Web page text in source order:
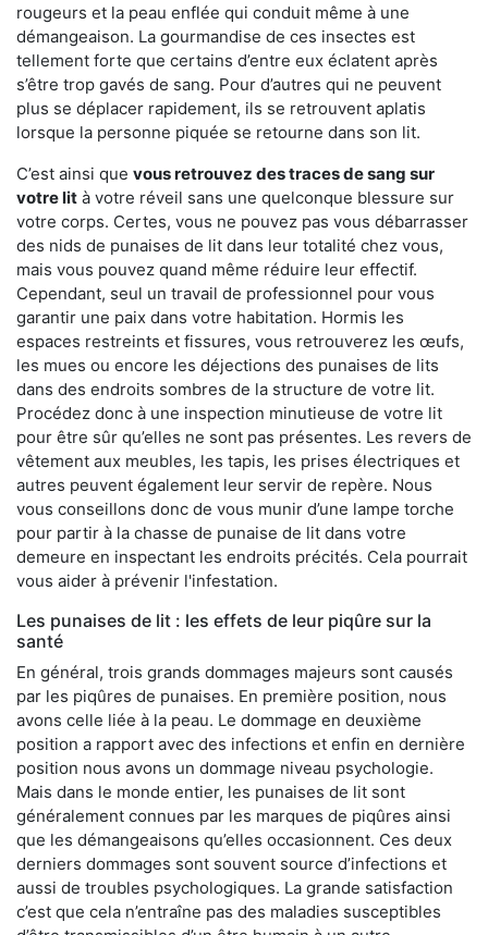
rougeurs et la peau enflée qui conduit même à une
démangeaison. La gourmandise de ces insectes est
tellement forte que certains d’entre eux éclatent après
s’être trop gavés de sang. Pour d’autres qui ne peuvent
plus se déplacer rapidement, ils se retrouvent aplatis
lorsque la personne piquée se retourne dans son lit.
C’est ainsi que vous retrouvez des traces de sang sur
votre lit à votre réveil sans une quelconque blessure sur
votre corps. Certes, vous ne pouvez pas vous débarrasser
des nids de punaises de lit dans leur totalité chez vous,
mais vous pouvez quand même réduire leur effectif.
Cependant, seul un travail de professionnel pour vous
garantir une paix dans votre habitation. Hormis les
espaces restreints et fissures, vous retrouverez les œufs,
les mues ou encore les déjections des punaises de lits
dans des endroits sombres de la structure de votre lit.
Procédez donc à une inspection minutieuse de votre lit
pour être sûr qu’elles ne sont pas présentes. Les revers de
vêtement aux meubles, les tapis, les prises électriques et
autres peuvent également leur servir de repère. Nous
vous conseillons donc de vous munir d’une lampe torche
pour partir à la chasse de punaise de lit dans votre
demeure en inspectant les endroits précités. Cela pourrait
vous aider à prévenir l'infestation.
Les punaises de lit : les effets de leur piqûre sur la
santé
En général, trois grands dommages majeurs sont causés
par les piqûres de punaises. En première position, nous
avons celle liée à la peau. Le dommage en deuxième
position a rapport avec des infections et enfin en dernière
position nous avons un dommage niveau psychologie.
Mais dans le monde entier, les punaises de lit sont
généralement connues par les marques de piqûres ainsi
que les démangeaisons qu’elles occasionnent. Ces deux
derniers dommages sont souvent source d’infections et
aussi de troubles psychologiques. La grande satisfaction
c’est que cela n’entraîne pas des maladies susceptibles